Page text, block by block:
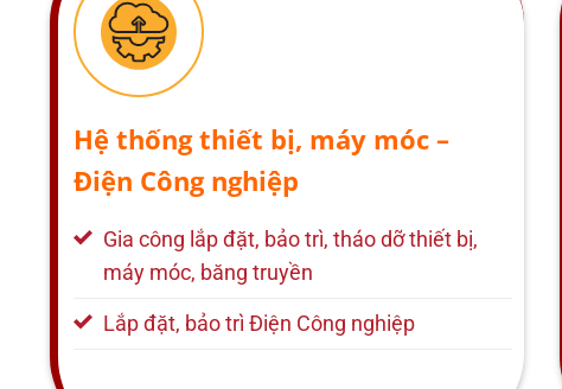
Hệ thống thiết bị, máy móc –
Điện Công nghiệp
Gia công lắp đặt, bảo trì, tháo dỡ thiết bị,
máy móc, băng truyền
Lắp đặt, bảo trì Điện Công nghiệp